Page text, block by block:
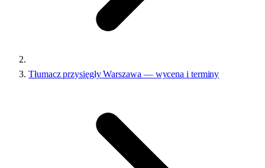
Tłumacz przysięgły Warszawa — wycena i terminy